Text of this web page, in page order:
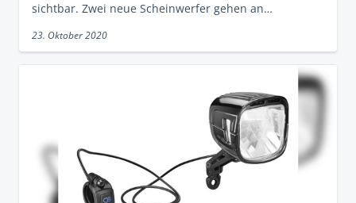
sichtbar. Zwei neue Scheinwerfer gehen an…
23. Oktober 2020